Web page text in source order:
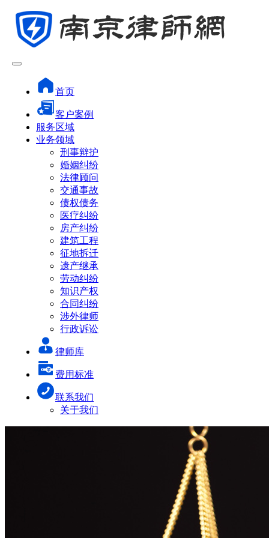
首页
客户案例
服务区域
业务领域
刑事辩护
婚姻纠纷
法律顾问
交通事故
债权债务
医疗纠纷
房产纠纷
建筑工程
征地拆迁
遗产继承
劳动纠纷
知识产权
合同纠纷
涉外律师
行政诉讼
律师库
费用标准
联系我们
关于我们